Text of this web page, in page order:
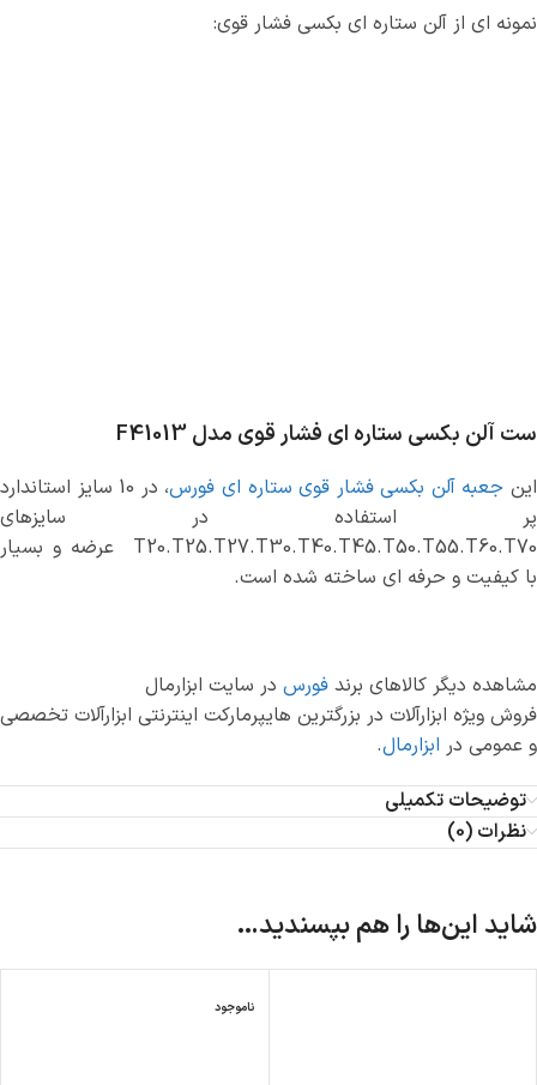
نمونه ای از آلن ستاره ای بکسی فشار قوی:
ست آلن بکسی ستاره ای فشار قوی مدل F41013
این جعبه آلن بکسی فشار قوی ستاره ای فورس
، در 10 سایز استاندارد
پر استفاده در سایزهای
T20.T25.T27.T30.T40.T45.T50.T55.T60.T70 عرضه و بسیار
با کیفیت و حرفه ای ساخته شده است.
مشاهده دیگر کالاهای برند فورس در سایت ابزارمال
فروش ویژه ابزارآلات در بزرگترین هایپرمارکت اینترنتی ابزارآلات تخصصی
و عمومی در ابزارمال.
توضیحات تکمیلی
نظرات (0)
شاید این‌ها را هم بپسندید…
ناموجود